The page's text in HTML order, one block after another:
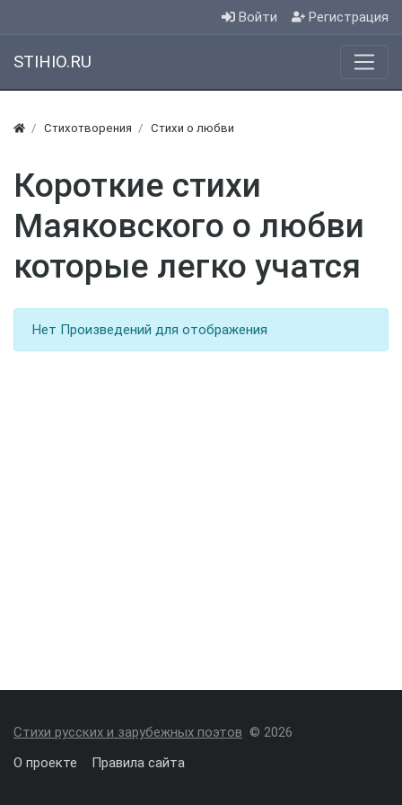
Войти Регистрация
STIHIO.RU
Стихотворения Стихи о любви
Короткие стихи
Маяковского о любви
которые легко учатся
Нет Произведений для отображения
Стихи русских и зарубежных поэтов © 2026
О проекте
Правила сайта